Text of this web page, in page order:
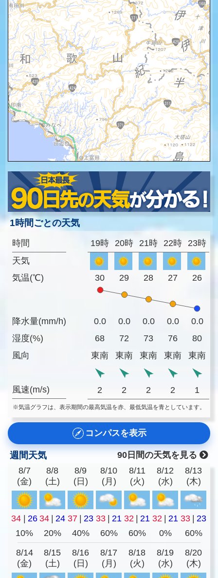
1時間ごとの天気
時間
天気
気温(℃)
降水量(mm/h)
湿度(%)
風向
風速(m/s)
19時 20時 21時 22時 23時
30 29 28 27 26
0.0 0.0 0.0 0.0
0.0
68
72 73 76
80
東南
東南 東南 東南 東南
2 2 2 2 1
※気温グラフは、表示期間の最高気温を赤、最低気温を青としています。
コンパスを表示
週間天気
90日間の天気を見る
8/7
(金)
8/8
(土)
8/9
(日)
8/10
(月)
8/11
(火)
8/12
(水)
8/13
(木)
34 | 26 34 | 24 37 | 23 33 | 21 32 | 21 32 | 21 33 | 23
10%
20% 40% 60% 60% 0% 60%
8/14
(金)
8/15
(土)
8/16
(日)
8/17
(月)
8/18
(火)
8/19
(水)
8/20
(木)